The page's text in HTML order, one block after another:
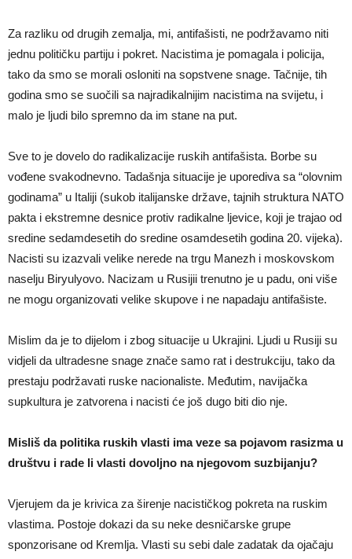
Za razliku od drugih zemalja, mi, antifašisti, ne podržavamo niti
jednu političku partiju i pokret. Nacistima je pomagala i policija,
tako da smo se morali osloniti na sopstvene snage. Tačnije, tih
godina smo se suočili sa najradikalnijim nacistima na svijetu, i
malo je ljudi bilo spremno da im stane na put.
Sve to je dovelo do radikalizacije ruskih antifašista. Borbe su
vođene svakodnevno. Tadašnja situacije je uporediva sa “olovnim
godinama” u Italiji (sukob italijanske države, tajnih struktura NATO
pakta i ekstremne desnice protiv radikalne ljevice, koji je trajao od
sredine sedamdesetih do sredine osamdesetih godina 20. vijeka).
Nacisti su izazvali velike nerede na trgu Manezh i moskovskom
naselju Biryulyovo. Nacizam u Rusijii trenutno je u padu, oni više
ne mogu organizovati velike skupove i ne napadaju antifašiste.
Mislim da je to dijelom i zbog situacije u Ukrajini. Ljudi u Rusiji su
vidjeli da ultradesne snage znače samo rat i destrukciju, tako da
prestaju podržavati ruske nacionaliste. Međutim, navijačka
supkultura je zatvorena i nacisti će još dugo biti dio nje.
Misliš da politika ruskih vlasti ima veze sa pojavom rasizma u
društvu i rade li vlasti dovoljno na njegovom suzbijanju?
Vjerujem da je krivica za širenje nacističkog pokreta na ruskim
vlastima. Postoje dokazi da su neke desničarske grupe
sponzorisane od Kremlja. Vlasti su sebi dale zadatak da ojačaju